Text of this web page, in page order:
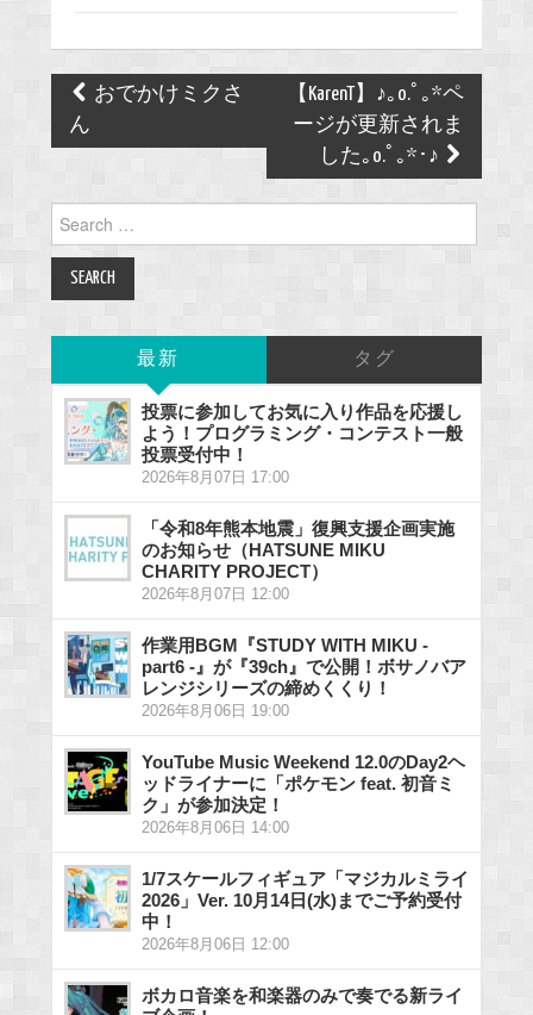
Post
navigation
おでかけミクさ
ん
【KarenT】♪｡o.ﾟ｡*ペ
ージが更新されま
した｡o.ﾟ｡*･♪
for:
最新 タグ
投票に参加してお気に入り作品を応援し
よう！プログラミング・コンテスト一般
投票受付中！
2026年8月07日 17:00
「令和8年熊本地震」復興支援企画実施
のお知らせ（HATSUNE MIKU
CHARITY PROJECT）
2026年8月07日 12:00
作業用BGM『STUDY WITH MIKU -
part6 -』が『39ch』で公開！ボサノバア
レンジシリーズの締めくくり！
2026年8月06日 19:00
YouTube Music Weekend 12.0のDay2ヘ
ッドライナーに「ポケモン feat. 初音ミ
ク」が参加決定！
2026年8月06日 14:00
1/7スケールフィギュア「マジカルミライ
2026」Ver. 10月14日(水)までご予約受付
中！
2026年8月06日 12:00
ボカロ音楽を和楽器のみで奏でる新ライ